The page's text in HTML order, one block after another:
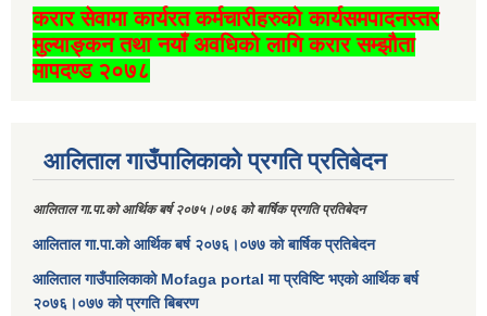
करार सेवामा कार्यरत कर्मचारीहरुको कार्यसमपादनस्तर
मुल्याङ्कन तथा नयाँ अवधिको लागि करार सम्झौता
मापदण्ड २०७८
आलिताल गाउँपालिकाको प्रगति प्रतिबेदन
आलिताल गा.पा.को आर्थिक बर्ष २०७५।०७६ को बार्षिक प्रगति प्रतिबेदन
आलिताल गा.पा.को आर्थिक बर्ष २०७६।०७७ को बार्षिक प्रतिबेदन
आलिताल गाउँपालिकाको Mofaga portal मा प्रविष्टि भएको आर्थिक बर्ष
२०७६।०७७ को प्रगति बिबरण